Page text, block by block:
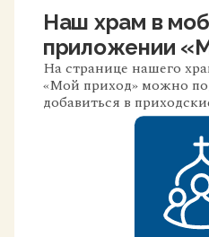
Наш храм в
приложении
На странице нашего
«Мой приход» можно
добавиться в